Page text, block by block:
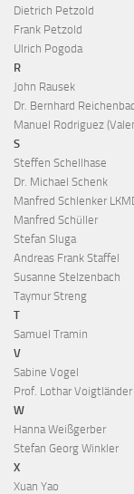
Dietrich Petzold
Frank Petzold
Ulrich Pogoda
R
John Rausek
Dr. Bernhard
Manuel Rodriguez
S
Steffen Schellhase
Dr. Michael Schenk
Manfred Schlenker
Manfred Schüller
Stefan Sluga
Andreas Frank Staffel
Susanne Stelzenbach
Taymur Streng
T
Samuel Tramin
V
Sabine Vogel
Prof. Lothar Voigtländer
W
Hanna Weißgerber
Stefan Georg Winkler
X
Xuan Yao